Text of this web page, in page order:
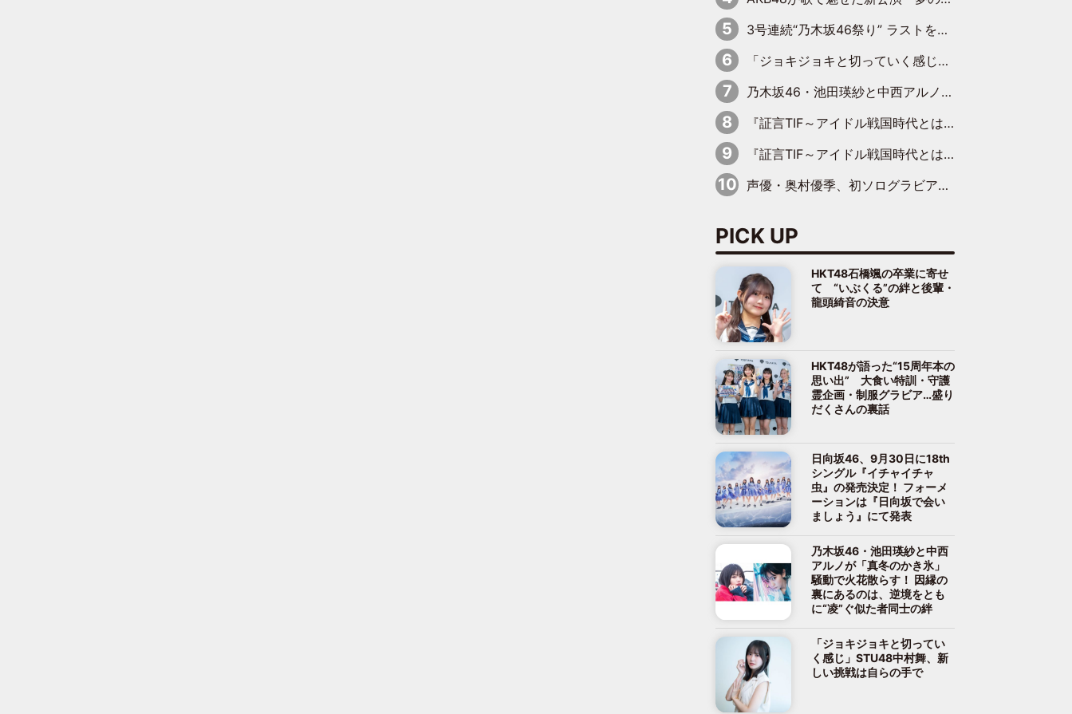
3号連続“乃木坂46祭り” ラストを飾るのは賀喜遥香…5年ぶりの登場に「5年分大人になった私を見ていただけたら」
「ジョキジョキと切っていく感じ」STU48中村舞、新しい挑戦は自らの手で
乃木坂46・池田瑛紗と中西アルノが「真冬のかき氷」騒動で火花散らす！ 因縁の裏にあるのは、逆境をともに“凌”ぐ似た者同士の絆
『証言TIF～アイドル戦国時代とはなんだったのか～』第11回：私立恵比寿中学・真山りか×安本彩花「TIFで10年ぶりのキョンシーメイクをしたら、場を完全に引かせてしまって。時代が変わったんだなって」
『証言TIF～アイドル戦国時代とはなんだったのか～』第6回：でんぱ組.inc・古川未鈴×相沢梨紗「『ハロプロやりたかったな』って言ったら、夢眠ねむさんに『てめえはでんぱ組．incなんだよ！』って肩パンされて(笑)」
声優・奥村優季、初ソログラビアで初ソロ表紙を飾る！ 初めて見せる表情や、声優を志したきっかけなどを語った必読のインタビューを掲載
PICK UP
HKT48石橋颯の卒業に寄せ
て “いぶくる”の絆と後輩・
龍頭綺音の決意
HKT48が語った“15周年本の
思い出” 大食い特訓・守護
霊企画・制服グラビア…盛り
だくさんの裏話
日向坂46、9月30日に18th
シングル『イチャイチャ
虫』の発売決定！ フォーメ
ーションは『日向坂で会い
ましょう』にて発表
乃木坂46・池田瑛紗と中西
アルノが「真冬のかき氷」
騒動で火花散らす！ 因縁の
裏にあるのは、逆境をとも
に“凌”ぐ似た者同士の絆
「ジョキジョキと切ってい
く感じ」STU48中村舞、新
しい挑戦は自らの手で